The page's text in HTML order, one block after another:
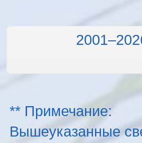
** Примечание:
Вышеуказанные